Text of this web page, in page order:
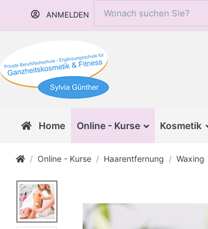
ANMELDEN
Home Online - Kurse Kosmetik
Online - Kurse Haarentfernung Waxing